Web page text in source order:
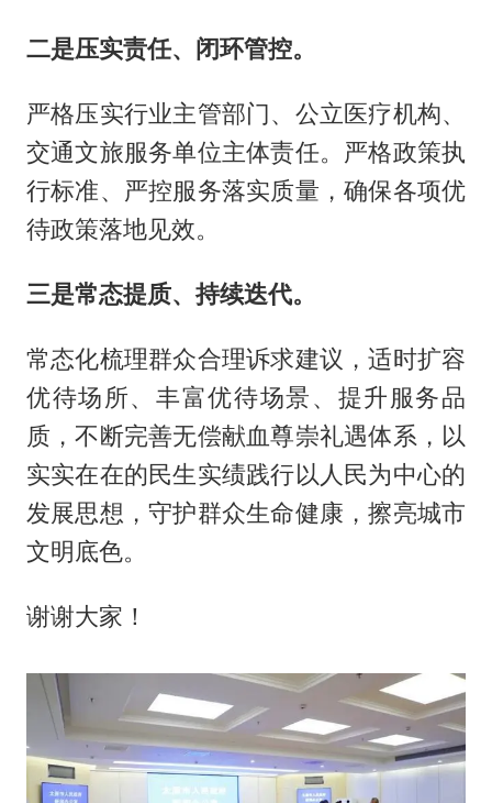
二是压实责任、闭环管控。
严格压实行业主管部门、公立医疗机构、
交通文旅服务单位主体责任。严格政策执
行标准、严控服务落实质量，确保各项优
待政策落地见效。
三是常态提质、持续迭代。
常态化梳理群众合理诉求建议，适时扩容
优待场所、丰富优待场景、提升服务品
质，不断完善无偿献血尊崇礼遇体系，以
实实在在的民生实绩践行以人民为中心的
发展思想，守护群众生命健康，擦亮城市
文明底色。
谢谢大家！